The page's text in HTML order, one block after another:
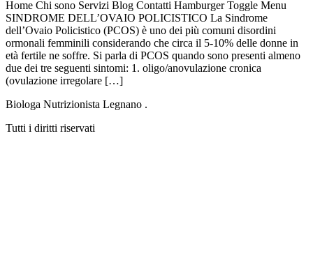
Home Chi sono Servizi Blog Contatti Hamburger Toggle Menu
SINDROME DELL’OVAIO POLICISTICO La Sindrome
dell’Ovaio Policistico (PCOS) è uno dei più comuni disordini
ormonali femminili considerando che circa il 5-10% delle donne in
età fertile ne soffre. Si parla di PCOS quando sono presenti almeno
due dei tre seguenti sintomi: 1. oligo/anovulazione cronica
(ovulazione irregolare […]
Biologa Nutrizionista Legnano .
Tutti i diritti riservati